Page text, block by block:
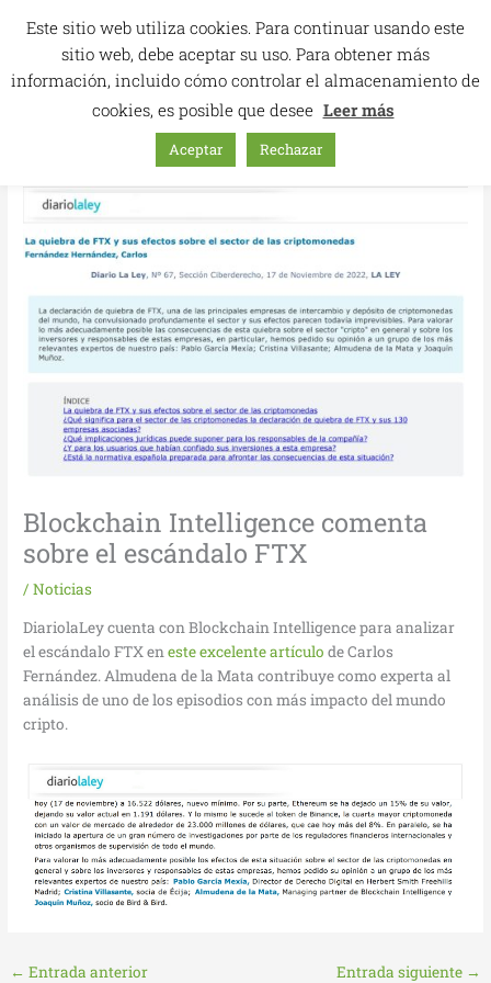
contenido
Blockchain Intelligence comenta
sobre el escándalo FTX
/Noticias
DiariolaLey cuenta con Blockchain Intelligence para analizar
el escándalo FTX eneste excelente artículo de Carlos
Fernández. Almudena de la Mata contribuye como experta al
análisis de uno de los episodios con más impacto del mundo
cripto.
← Entrada anterior Entrada siguiente →
Este sitio web utiliza cookies. Para continuar usando este
sitio web, debe aceptar su uso. Para obtener más
información, incluido cómo controlar el almacenamiento de
cookies, es posible que desee Leer más
Aceptar Rechazar